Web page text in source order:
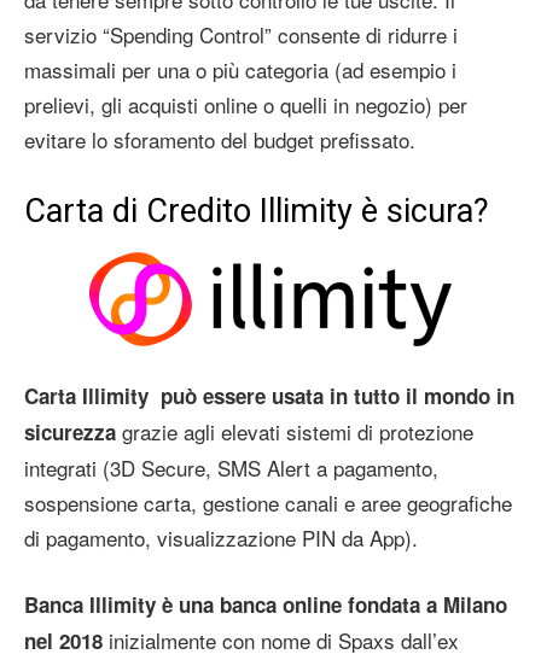
servizio “Spending Control” consente di ridurre i
massimali per una o più categoria (ad esempio i
prelievi, gli acquisti online o quelli in negozio) per
evitare lo sforamento del budget prefissato.
Carta di Credito Illimity è sicura?
Carta Illimity può essere usata in tutto il mondo in
sicurezza grazie agli elevati sistemi di protezione
integrati (3D Secure, SMS Alert a pagamento,
sospensione carta, gestione canali e aree geografiche
di pagamento, visualizzazione PIN da App).
Banca Illimity è una banca online fondata a Milano
nel 2018 inizialmente con nome di Spaxs dall’ex